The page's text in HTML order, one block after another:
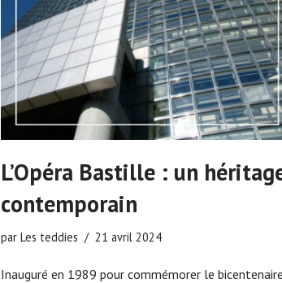
L’Opéra Bastille : un
contemporain
par Les teddies 21 avril 2024
Inauguré en 1989 pour commémorer le bicentenaire